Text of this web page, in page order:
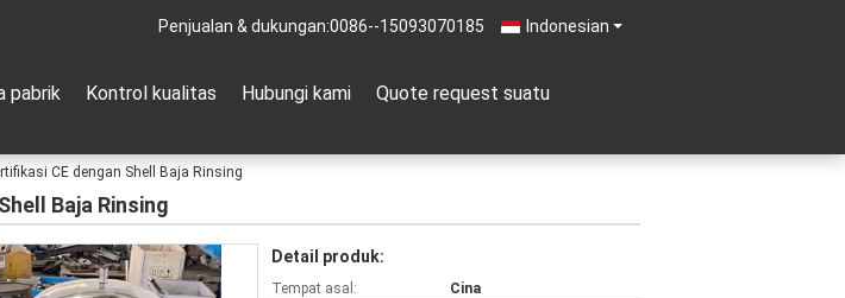
Indonesian
Penjualan & dukungan:0086--15093070185
pabrik Kontrol kualitas Hubungi kami Quote request suatu
CE dengan Shell Baja Rinsing
Baja Rinsing
Detail produk:
Tempat asal:
Cina